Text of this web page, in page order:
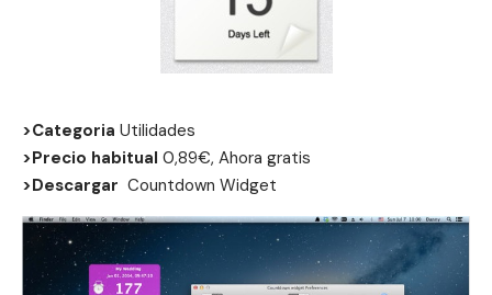
>Categoria Utilidades
>Precio habitual 0,89€, Ahora gratis
>Descargar Countdown Widget